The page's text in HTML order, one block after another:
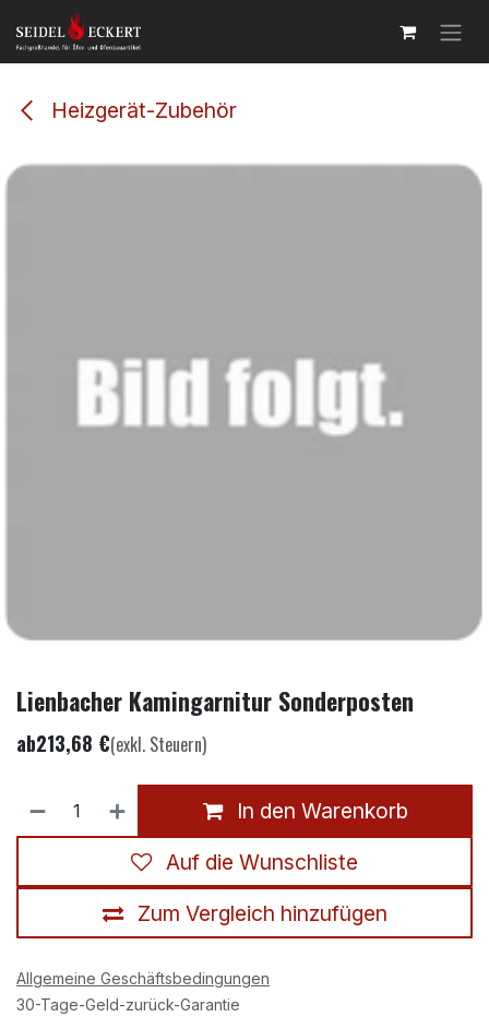
Zum Inhalt springen
Heizgerät-Zubehör
Lienbacher Kamingarnitur Sonderposten
ab213,68 €(exkl. Steuern)
In den Warenkorb
Zum Vergleich hinzufügen
Auf die Wunschliste
Allgemeine Geschäftsbedingungen
30-Tage-Geld-zurück-Garantie